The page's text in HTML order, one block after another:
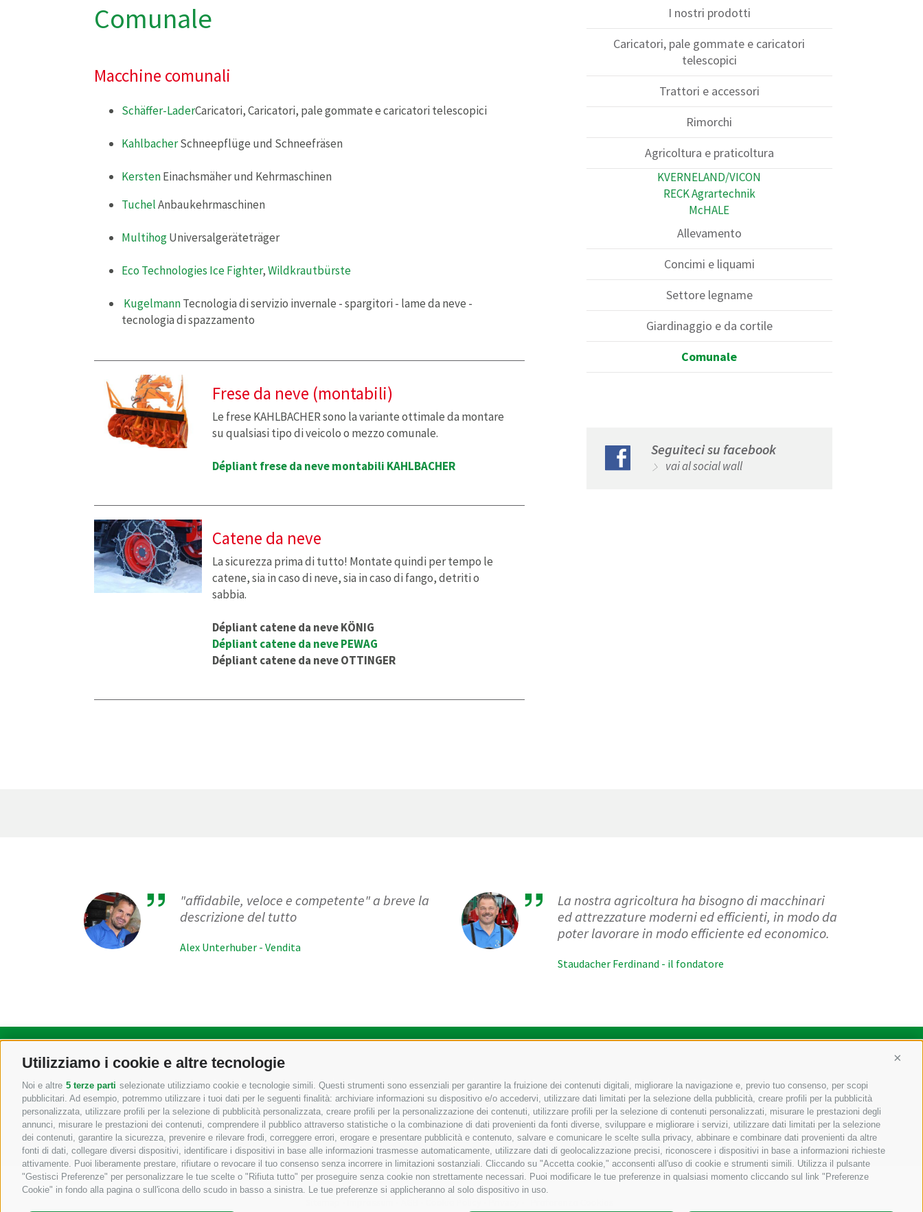
Utilizziamo i cookie e altre tecnologie
Noi e altre 5 terze parti selezionate utilizziamo cookie e tecnologie simili. Questi strumenti sono essenziali per garantire la fruizione dei contenuti digitali, migliorare la navigazione e, previo tuo consenso, per scopi
pubblicitari. Ad esempio, potremmo utilizzare i tuoi dati per le seguenti finalità: archiviare informazioni su dispositivo e/o accedervi, utilizzare dati limitati per la selezione della pubblicità, creare profili per la pubblicità
personalizzata, utilizzare profili per la selezione di pubblicità personalizzata, creare profili per la personalizzazione dei contenuti, utilizzare profili per la selezione di contenuti personalizzati, misurare le prestazioni degli
annunci, misurare le prestazioni dei contenuti, comprendere il pubblico attraverso statistiche o la combinazione di dati provenienti da fonti diverse, sviluppare e migliorare i servizi, utilizzare dati limitati per la selezione
dei contenuti, garantire la sicurezza, prevenire e rilevare frodi, correggere errori, erogare e presentare pubblicità e contenuto, salvare e comunicare le scelte sulla privacy, abbinare e combinare dati provenienti da altre
fonti di dati, collegare diversi dispositivi, identificare i dispositivi in base alle informazioni trasmesse automaticamente, utilizzare dati di geolocalizzazione precisi, riconoscere i dispositivi in base a informazioni richieste
attivamente. Puoi liberamente prestare, rifiutare o revocare il tuo consenso senza incorrere in limitazioni sostanziali. Cliccando su "Accetta cookie," acconsenti all'uso di cookie e strumenti simili. Utilizza il pulsante
"Gestisci Preferenze" per personalizzare le tue scelte o "Rifiuta tutto" per proseguire senza cookie non strettamente necessari. Puoi modificare le tue preferenze in qualsiasi momento cliccando sul link "Preferenze
Cookie" in fondo alla pagina o sull'icona dello scudo in basso a sinistra. Le tue preferenze si applicheranno al solo dispositivo in uso.
Comunale
Macchine comunali
Schäffer-LaderCaricatori, Caricatori, pale gommate e caricatori telescopici
KahlbacherSchneepflüge und Schneefräsen
KerstenEinachsmäher und Kehrmaschinen
TuchelAnbaukehrmaschinen
MultihogUniversalgeräteträger
Eco Technologies Ice Fighter,Wildkrautbürste
KugelmannTecnologia di servizio invernale - spargitori - lame da neve -
tecnologia di spazzamento
Frese da neve (montabili)
Le frese KAHLBACHER sono la variante ottimale da montare
su qualsiasi tipo di veicolo o mezzo comunale.
Dépliant frese da neve montabili KAHLBACHER
Catene da neve
La sicurezza prima di tutto! Montate quindi per tempo le
catene, sia in caso di neve, sia in caso di fango, detriti o
sabbia.
Dépliant catene da neve KÖNIG
Dépliant catene da neve PEWAG
Dépliant catene da neve OTTINGER
I nostri prodotti
Caricatori, pale gommate e caricatori
telescopici
Trattori e accessori
Rimorchi
Agricoltura e praticoltura
KVERNELAND/VICON
RECK Agrartechnik
McHALE
Allevamento
Concimi e liquami
Settore legname
Giardinaggio e da cortile
Comunale
Seguiteci su facebook
vai al social wall
"affidabile, veloce e competente" a breve la
descrizione del tutto
Alex Unterhuber - Vendita
La nostra agricoltura ha bisogno di macchinari
ed attrezzature moderni ed efficienti, in modo da
poter lavorare in modo efficiente ed economico.
Staudacher Ferdinand - il fondatore
Macchine agricole e edili • Zona industriale campi di sotto via Fugger 18• I-39049 Alto Adige (BZ)
+39 0472 766010
+39 0472 766585 info@staudacher.it